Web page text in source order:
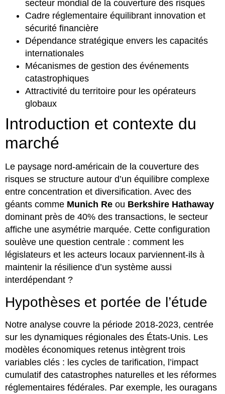
secteur mondial de la couverture des risques
Cadre réglementaire équilibrant innovation et
sécurité financière
Dépendance stratégique envers les capacités
internationales
Mécanismes de gestion des événements
catastrophiques
Attractivité du territoire pour les opérateurs
globaux
Introduction et contexte du
marché
Le paysage nord-américain de la couverture des
risques se structure autour d’un équilibre complexe
entre concentration et diversification. Avec des
géants comme Munich Re ou Berkshire Hathaway
dominant près de 40% des transactions, le secteur
affiche une asymétrie marquée. Cette configuration
soulève une question centrale : comment les
législateurs et les acteurs locaux parviennent-ils à
maintenir la résilience d’un système aussi
interdépendant ?
Hypothèses et portée de l’étude
Notre analyse couvre la période 2018-2023, centrée
sur les dynamiques régionales des États-Unis. Les
modèles économiques retenus intègrent trois
variables clés : les cycles de tarification, l’impact
cumulatif des catastrophes naturelles et les réformes
réglementaires fédérales. Par exemple, les ouragans